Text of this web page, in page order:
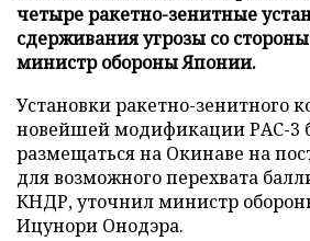
четыре ракетно-зенитные
сдерживания угрозы со
министр обороны Японии.
Установки ракетно-зенитного
новейшей модификации РАС-3
размещаться на Окинаве на
для возможного перехвата
КНДР, уточнил министр
Ицунори Онодэра.